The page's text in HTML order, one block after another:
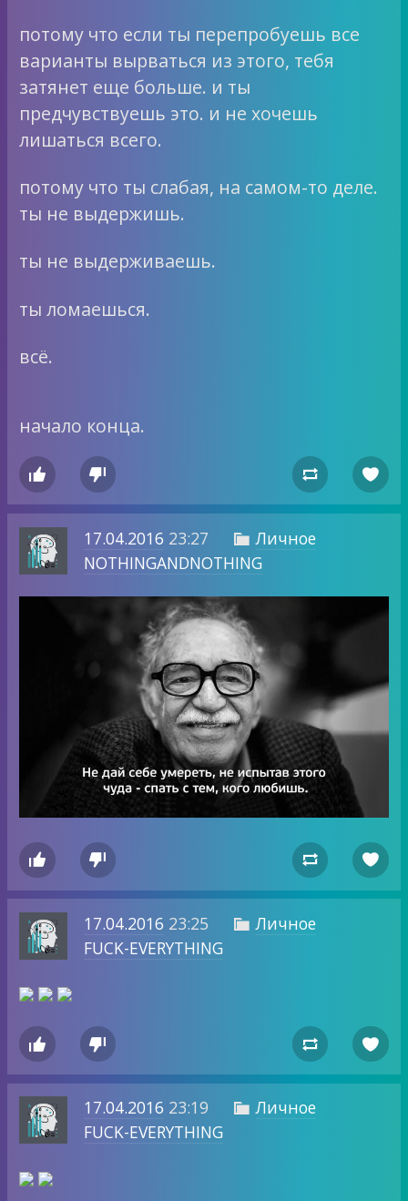
потому что если ты перепробуешь все
варианты вырваться из этого, тебя
затянет еще больше. и ты
предчувствуешь это. и не хочешь
лишаться всего.
потому что ты слабая, на самом-то деле.
ты не выдержишь.
ты не выдерживаешь.
ты ломаешься.
всё.
начало конца.
   
17.04.2016 23:27  Личное
NOTHINGANDNOTHING
   
17.04.2016 23:25  Личное
FUCK-EVERYTHING
   
17.04.2016 23:19  Личное
FUCK-EVERYTHING